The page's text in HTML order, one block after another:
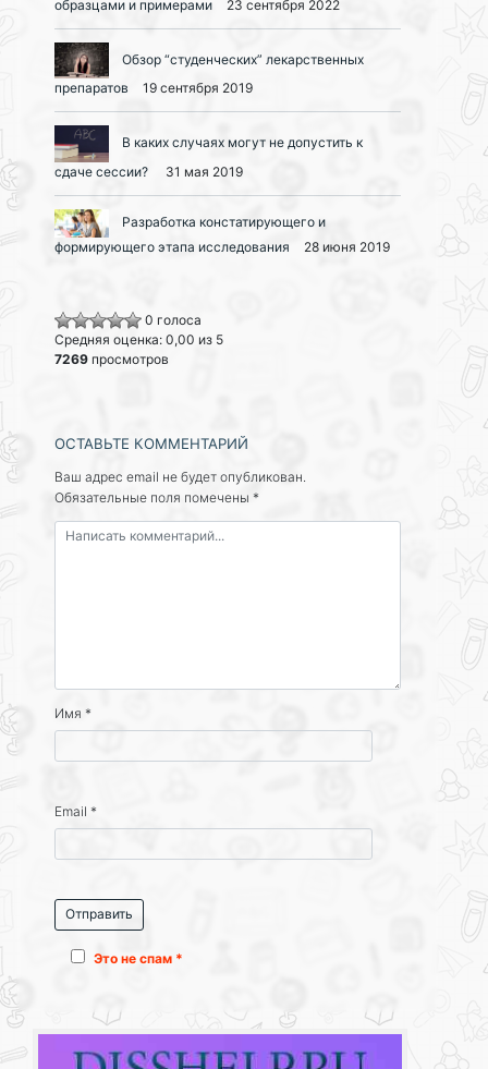
образцами и примерами 23 сентября 2022
Обзор “студенческих” лекарственных
препаратов
19 сентября 2019
В каких случаях могут не допустить к
сдаче сессии?
31 мая 2019
Разработка констатирующего и
формирующего этапа исследования
28 июня 2019
0 голоса
Средняя оценка: 0,00 из 5
7269 просмотров
ОСТАВЬТЕ КОММЕНТАРИЙ
Ваш адрес email не будет опубликован.
Обязательные поля помечены *
Имя *
Email *
Это не спам *